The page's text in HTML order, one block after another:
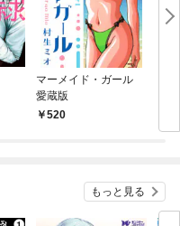
マーメイド・ガール
愛蔵版
520
もっと見る